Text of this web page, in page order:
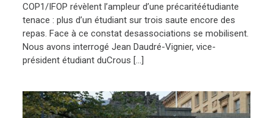
COP1/IFOP révèlent l’ampleur d’une précaritéétudiante
tenace : plus d’un étudiant sur trois saute encore des
repas. Face à ce constat desassociations se mobilisent.
Nous avons interrogé Jean Daudré-Vignier, vice-
président étudiant duCrous […]